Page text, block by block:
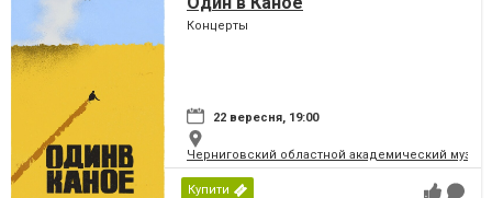
Концерты
22 вересня, 19:00
Черниговский областной академический
Купити